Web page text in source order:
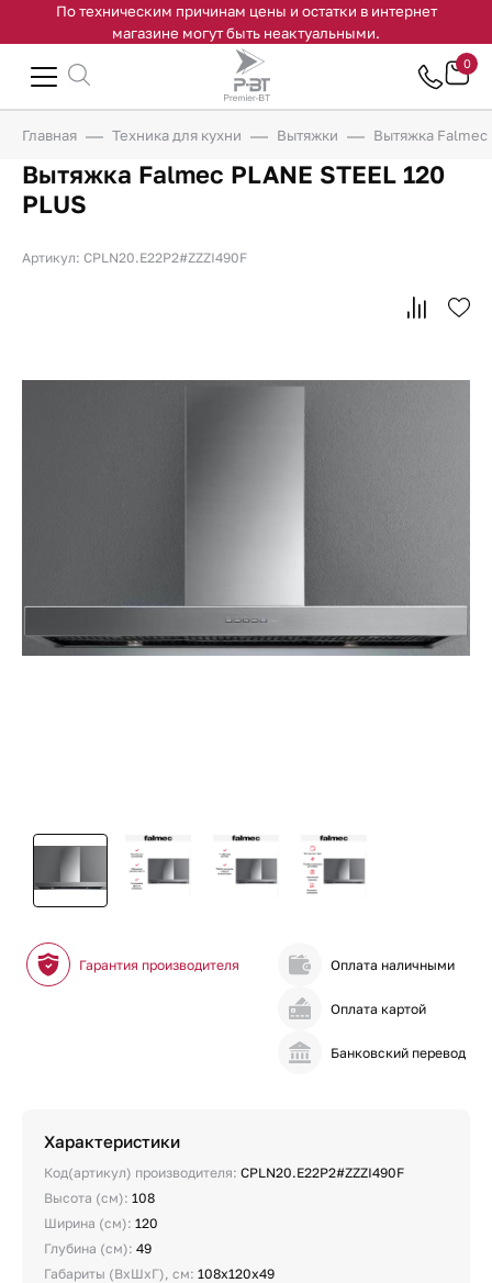
По техническим причинам цены и остатки в интернет
магазине могут быть неактуальными.
0
Главная Техника для кухни Вытяжки Вытяжка Falmec
Вытяжка Falmec PLANE STEEL 120
PLUS
Артикул: CPLN20.E22P2#ZZZI490F
Гарантия производителя Оплата наличными
Оплата картой
Банковский перевод
Характеристики
Код(артикул) производителя: CPLN20.E22P2#ZZZI490F
Высота (см): 108
Ширина (см): 120
Глубина (см): 49
Габариты (ВхШхГ), см: 108х120х49